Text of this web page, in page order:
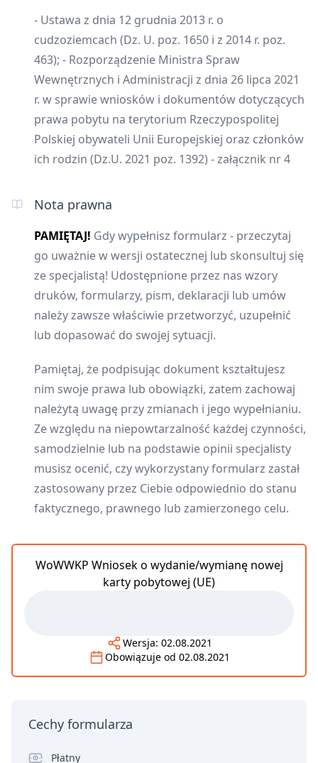
- Ustawa z dnia 12 grudnia 2013 r. o
cudzoziemcach (Dz. U. poz. 1650 i z 2014 r. poz.
463); - Rozporządzenie Ministra Spraw
Wewnętrznych i Administracji z dnia 26 lipca 2021
r. w sprawie wniosków i dokumentów dotyczących
prawa pobytu na terytorium Rzeczypospolitej
Polskiej obywateli Unii Europejskiej oraz członków
ich rodzin (Dz.U. 2021 poz. 1392) - załącznik nr 4
Nota prawna
PAMIĘTAJ! Gdy wypełnisz formularz - przeczytaj
go uważnie w wersji ostatecznej lub skonsultuj się
ze specjalistą! Udostępnione przez nas wzory
druków, formularzy, pism, deklaracji lub umów
należy zawsze właściwie przetworzyć, uzupełnić
lub dopasować do swojej sytuacji.
Pamiętaj, że podpisując dokument kształtujesz
nim swoje prawa lub obowiązki, zatem zachowaj
należytą uwagę przy zmianach i jego wypełnianiu.
Ze względu na niepowtarzalność każdej czynności,
samodzielnie lub na podstawie opinii specjalisty
musisz ocenić, czy wykorzystany formularz zastał
zastosowany przez Ciebie odpowiednio do stanu
faktycznego, prawnego lub zamierzonego celu.
WoWWKP Wniosek o wydanie/wymianę nowej
karty pobytowej (UE)
Wersja: 02.08.2021
Obowiązuje od 02.08.2021
Cechy formularza
Płatny